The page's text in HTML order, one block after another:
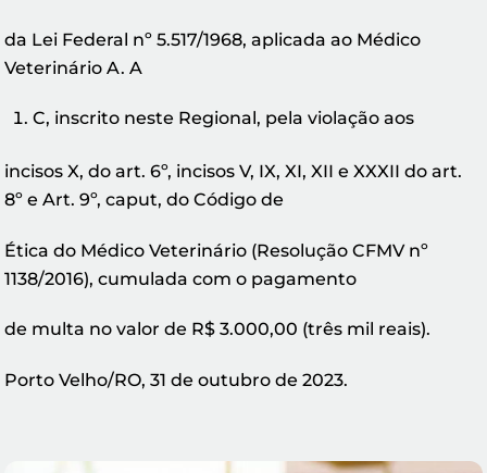
da Lei Federal nº 5.517/1968, aplicada ao Médico
Veterinário A. A
C, inscrito neste Regional, pela violação aos
incisos X, do art. 6º, incisos V, IX, XI, XII e XXXII do art.
8º e Art. 9º, caput, do Código de
Ética do Médico Veterinário (Resolução CFMV nº
1138/2016), cumulada com o pagamento
de multa no valor de R$ 3.000,00 (três mil reais).
Porto Velho/RO, 31 de outubro de 2023.